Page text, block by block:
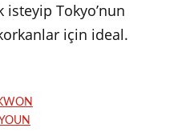
isteyip Tokyo’nun
için ideal.